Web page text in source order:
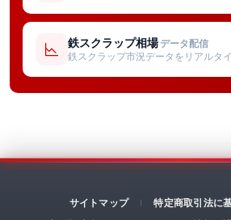
鉄スクラップ相場 データ配信
鉄スクラップ市況データをリアルタ
サイトマップ
特定商取引法に